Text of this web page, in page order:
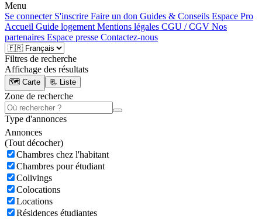
Menu
Se connecter S'inscrire Faire un don Guides & Conseils Espace Pro
Accueil Guide logement Mentions légales CGU / CGV Nos
partenaires Espace presse Contactez-nous
Filtres de recherche
Affichage des résultats
🗺️ Carte 📃 Liste
Zone de recherche
Type d'annonces
Annonces
(Tout décocher)
Chambres chez l'habitant
Chambres pour étudiant
Colivings
Colocations
Locations
Résidences étudiantes